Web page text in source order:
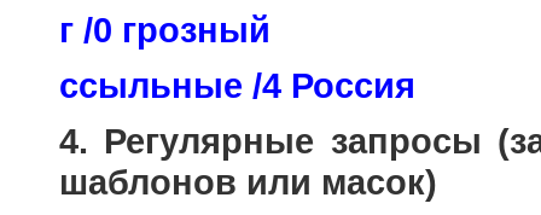
г /0 грозный
ссыльные /4 Россия
4. Регулярные запросы
шаблонов или масок)